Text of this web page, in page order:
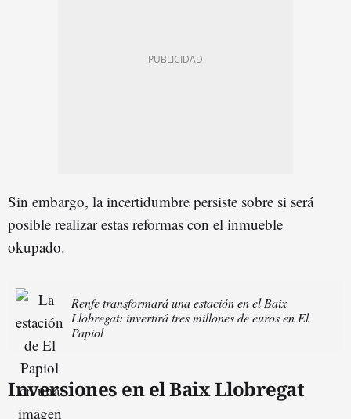
Sin embargo, la incertidumbre persiste sobre si será
posible realizar estas reformas con el inmueble
okupado.
Renfe transformará una estación en el Baix
Llobregat: invertirá tres millones de euros en El
Papiol
Inversiones en el Baix Llobregat